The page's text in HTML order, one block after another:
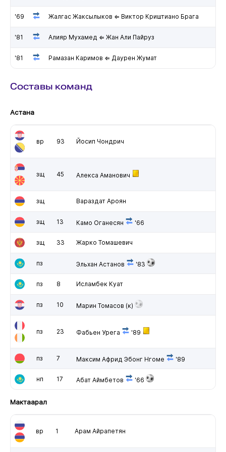
'69 Жалгас Жаксылыков ⇐ Виктор Криштиано Брага
'81 Алияр Мухамед ⇐ Жан Али Пайруз
'81 Рамазан Каримов ⇐ Даурен Жумат
Составы команд
Астана
вр 93 Йосип Чондрич
зщ 45 Алекса Аманович
зщ Вараздат Ароян
зщ 13 Камо Оганесян '66
зщ 33 Жарко Томашевич
пз Эльхан Астанов '83
пз 8 Исламбек Куат
пз 10 Марин Томасов (к)
пз 23 Фабьен Урега '89
пз 7 Максим Африд Эбонг Нгоме '89
нп 17 Абат Аймбетов '66
Мактаарал
вр 1 Арам Айрапетян